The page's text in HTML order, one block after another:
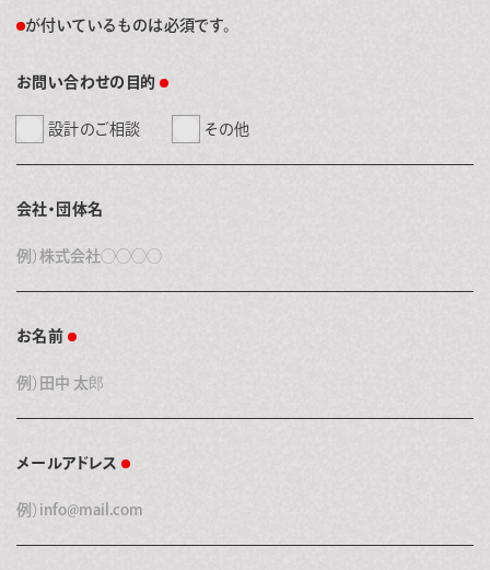
が付いているものは必須です。
お問い合わせの目的
設計のご相談 その他
会社・団体名
お名前
メールアドレス